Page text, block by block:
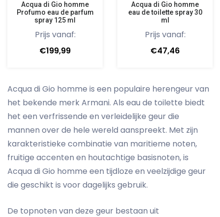
Acqua di Gio homme
Profumo eau de parfum
spray 125 ml
Prijs vanaf:
€199,99
Acqua di Gio homme
eau de toilette spray 30
ml
Prijs vanaf:
€47,46
Acqua di Gio homme is een populaire herengeur van
het bekende merk Armani. Als eau de toilette biedt
het een verfrissende en verleidelijke geur die
mannen over de hele wereld aanspreekt. Met zijn
karakteristieke combinatie van maritieme noten,
fruitige accenten en houtachtige basisnoten, is
Acqua di Gio homme een tijdloze en veelzijdige geur
die geschikt is voor dagelijks gebruik.
De topnoten van deze geur bestaan uit